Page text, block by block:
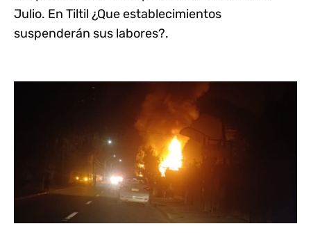
Julio. En Tiltil ¿Que establecimientos
suspenderán sus labores?.